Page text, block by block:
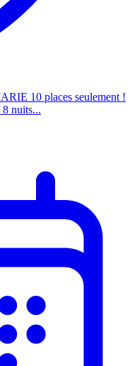
10 places seulement !
nuits...